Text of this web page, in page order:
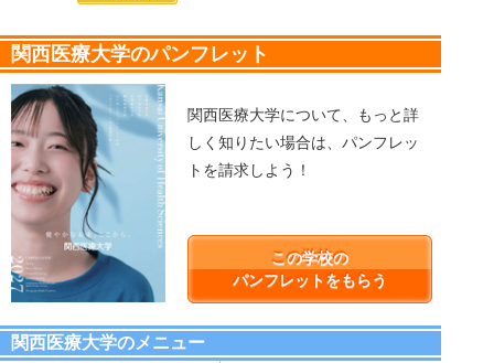
関西医療大学のパンフレット
関西医療大学について、もっと詳
しく知りたい場合は、パンフレッ
トを請求しよう！
この学校の
パンフレットをもらう
関西医療大学のメニュー